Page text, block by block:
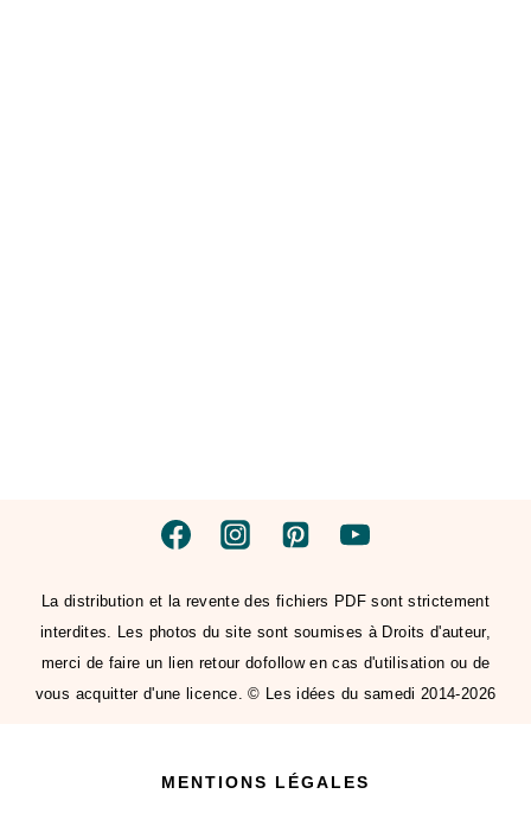
La distribution et la revente des fichiers PDF sont strictement
interdites. Les photos du site sont soumises à Droits d'auteur,
merci de faire un lien retour dofollow en cas d'utilisation ou de
vous acquitter d'une licence. © Les idées du samedi 2014-2026
MENTIONS LÉGALES